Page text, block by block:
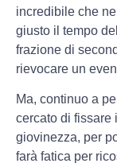
incredibile che
giusto il tempo
frazione di
rievocare un
Ma, continuo a
cercato di fissare
giovinezza, per
farà fatica per